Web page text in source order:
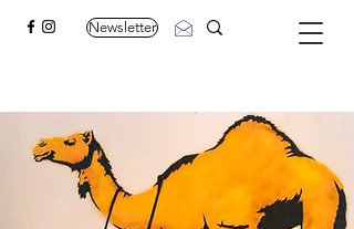
Newsletter